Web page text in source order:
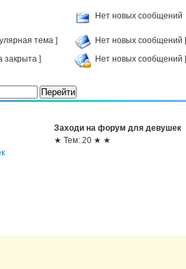
Нет новых сообщений
тема ]
Нет новых сообщений
закрыта ]
Нет новых сообщений
Заходи на форум для девушек
★ Тем: 20 ★ ★